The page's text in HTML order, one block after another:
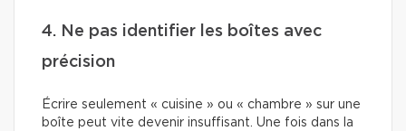
4. Ne pas identifier les boîtes avec
précision
Écrire seulement « cuisine » ou « chambre » sur une
boîte peut vite devenir insuffisant. Une fois dans la